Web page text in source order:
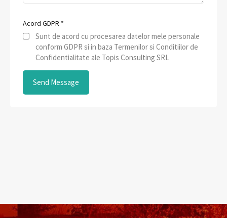
Acord GDPR *
Sunt de acord cu procesarea datelor mele personale
conform GDPR si in baza Termenilor si Conditiilor de
Confidentialitate ale Topis Consulting SRL